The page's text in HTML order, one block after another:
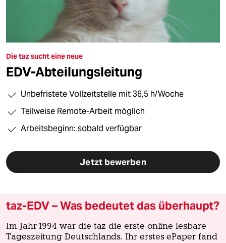
berlin
wahrheit
verlag
verlag
veranstaltungen
fragen & hilfe
unterstützen
Die taz sucht eine neue
EDV-Abteilungsleitung
Unbefristete Vollzeitstelle mit 36,5 h/Woche
Teilweise Remote-Arbeit möglich
Arbeitsbeginn: sobald verfügbar
Jetzt bewerben
taz-EDV – Was bedeutet das überhaupt?
Im Jahr 1994 war die taz die erste online lesbare
Tageszeitung Deutschlands. Ihr erstes ePaper fand